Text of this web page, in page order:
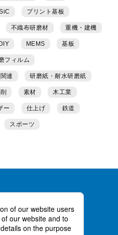
プリント基板
不織布研磨材 重機・建機
DIY MEMS 基板
フィルム
連 研磨紙・耐水研磨紙
素材 木工業
ー 仕上げ 鉄道
スポーツ
会員規約